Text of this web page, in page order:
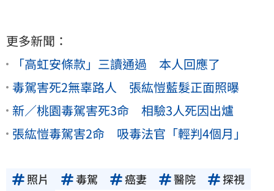
更多新聞：
「高虹安條款」三讀通過 本人回應了
毒駕害死2無辜路人 張紘愷藍髮正面照曝
新／桃園毒駕害死3命 相驗3人死因出爐
張紘愷毒駕害2命 吸毒法官「輕判4個月」
照片 毒駕 癌妻 醫院
探視